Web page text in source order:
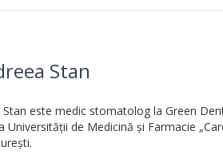
Stan
Stan este medic stomatolog la Green
Universității de Medicină și Farmacie